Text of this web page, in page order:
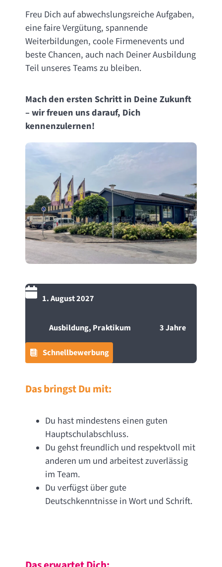
Freu Dich auf abwechslungsreiche Aufgaben,
eine faire Vergütung, spannende
Weiterbildungen, coole Firmenevents und
beste Chancen, auch nach Deiner Ausbildung
Teil unseres Teams zu bleiben.
Mach den ersten Schritt in Deine Zukunft
– wir freuen uns darauf, Dich
kennenzulernen!
1. August 2027
Ausbildung, Praktikum 3 Jahre
Schnellbewerbung
Das bringst Du mit:
Du hast mindestens einen guten
Hauptschulabschluss.
Du gehst freundlich und respektvoll mit
anderen um und arbeitest zuverlässig
im Team.
Du verfügst über gute
Deutschkenntnisse in Wort und Schrift.